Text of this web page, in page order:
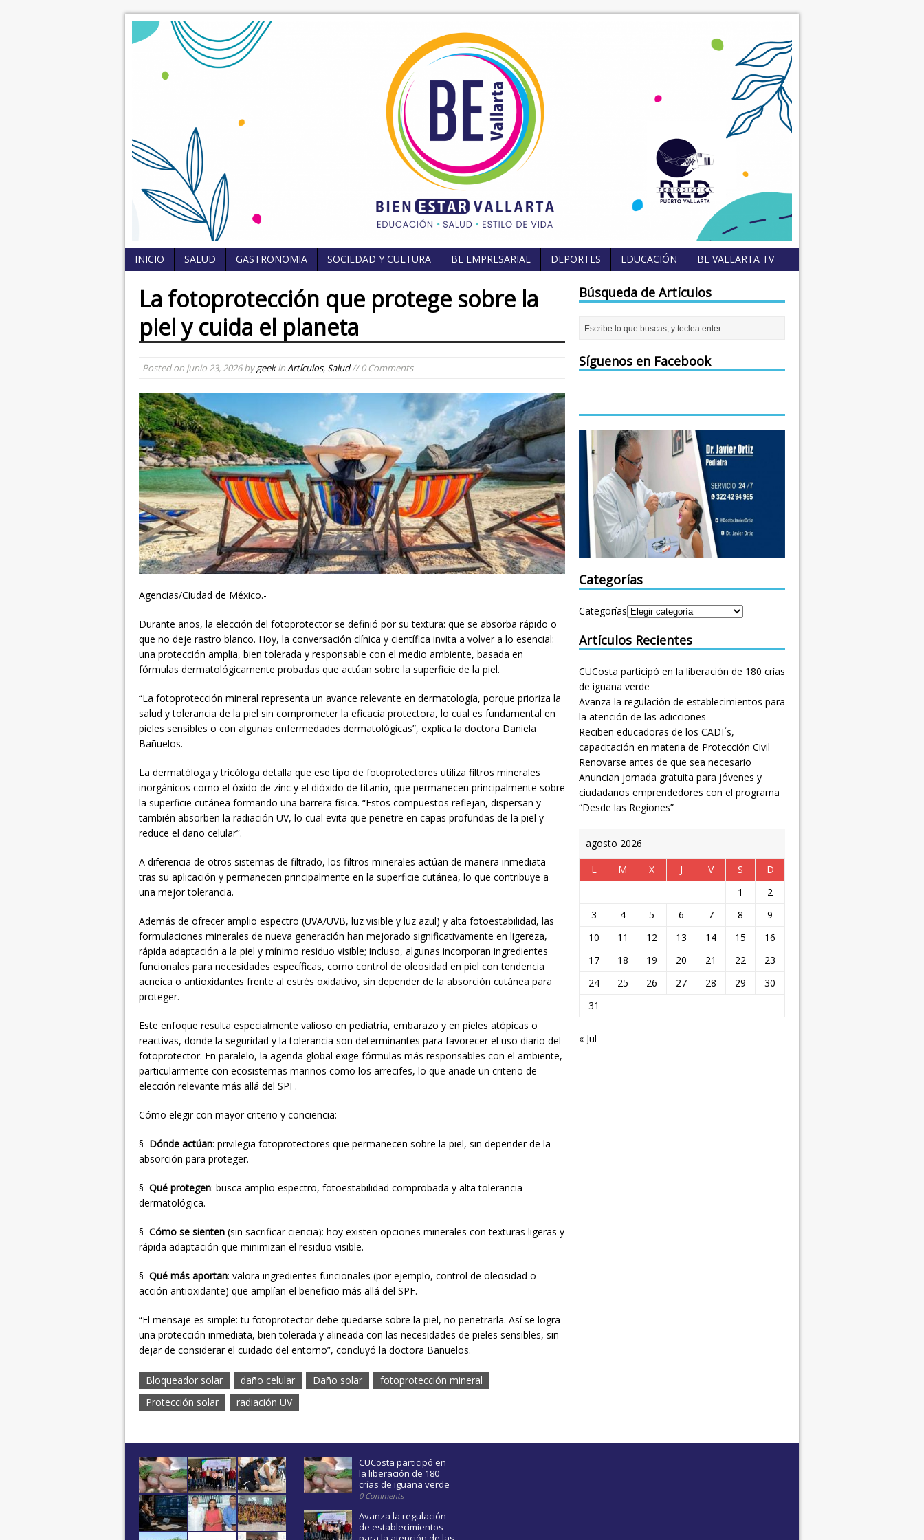
INICIO SALUD GASTRONOMIA SOCIEDAD Y CULTURA BE EMPRESARIAL DEPORTES EDUCACIÓN BE VALLARTA TV
La fotoprotección que protege sobre la
piel y cuida el planeta
Posted on junio 23, 2026bygeekinArtículos,Salud// 0 Comments
Agencias/Ciudad de México.-
Durante años, la elección del fotoprotector se definió por su textura: que se absorba rápido o
que no deje rastro blanco. Hoy, la conversación clínica y científica invita a volver a lo esencial:
una protección amplia, bien tolerada y responsable con el medio ambiente, basada en
fórmulas dermatológicamente probadas que actúan sobre la superficie de la piel.
“La fotoprotección mineral representa un avance relevante en dermatología, porque prioriza la
salud y tolerancia de la piel sin comprometer la eficacia protectora, lo cual es fundamental en
pieles sensibles o con algunas enfermedades dermatológicas”, explica la doctora Daniela
Bañuelos.
La dermatóloga y tricóloga detalla que ese tipo de fotoprotectores utiliza filtros minerales
inorgánicos como el óxido de zinc y el dióxido de titanio, que permanecen principalmente sobre
la superficie cutánea formando una barrera física. “Estos compuestos reflejan, dispersan y
también absorben la radiación UV, lo cual evita que penetre en capas profundas de la piel y
reduce el daño celular”.
A diferencia de otros sistemas de filtrado, los filtros minerales actúan de manera inmediata
tras su aplicación y permanecen principalmente en la superficie cutánea, lo que contribuye a
una mejor tolerancia.
Además de ofrecer amplio espectro (UVA/UVB, luz visible y luz azul) y alta fotoestabilidad, las
formulaciones minerales de nueva generación han mejorado significativamente en ligereza,
rápida adaptación a la piel y mínimo residuo visible; incluso, algunas incorporan ingredientes
funcionales para necesidades específicas, como control de oleosidad en piel con tendencia
acneica o antioxidantes frente al estrés oxidativo, sin depender de la absorción cutánea para
proteger.
Este enfoque resulta especialmente valioso en pediatría, embarazo y en pieles atópicas o
reactivas, donde la seguridad y la tolerancia son determinantes para favorecer el uso diario del
fotoprotector. En paralelo, la agenda global exige fórmulas más responsables con el ambiente,
particularmente con ecosistemas marinos como los arrecifes, lo que añade un criterio de
elección relevante más allá del SPF.
Cómo elegir con mayor criterio y conciencia:
§ Dónde actúan: privilegia fotoprotectores que permanecen sobre la piel, sin depender de la
absorción para proteger.
§ Qué protegen: busca amplio espectro, fotoestabilidad comprobada y alta tolerancia
dermatológica.
§ Cómo se sienten (sin sacrificar ciencia): hoy existen opciones minerales con texturas ligeras y
rápida adaptación que minimizan el residuo visible.
§ Qué más aportan: valora ingredientes funcionales (por ejemplo, control de oleosidad o
acción antioxidante) que amplían el beneficio más allá del SPF.
“El mensaje es simple: tu fotoprotector debe quedarse sobre la piel, no penetrarla. Así se logra
una protección inmediata, bien tolerada y alineada con las necesidades de pieles sensibles, sin
dejar de considerar el cuidado del entorno”, concluyó la doctora Bañuelos.
Bloqueador solar daño celular Daño solar
fotoprotección mineral
Protección solar
radiación UV
Búsqueda de Artículos
Síguenos en Facebook
Categorías
Categorías
Artículos Recientes
CUCosta participó en la liberación de 180 crías
de iguana verde
Avanza la regulación de establecimientos para
la atención de las adicciones
Reciben educadoras de los CADI´s,
capacitación en materia de Protección Civil
Renovarse antes de que sea necesario
Anuncian jornada gratuita para jóvenes y
ciudadanos emprendedores con el programa
“Desde las Regiones”
agosto 2026
L
M X J V S
D
1
2
3
4 5 6 7 8
9
10
11 12 13 14 15
16
17
18 19 20 21 22
23
24
25 26 27 28 29
30
31
« Jul
CUCosta participó en
la liberación de 180
crías de iguana verde
0 Comments
Avanza la regulación
de establecimientos